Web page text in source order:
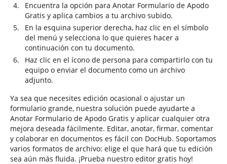
Encuentra la opción para Anotar Formulario de Apodo
Gratis y aplica cambios a tu archivo subido.
En la esquina superior derecha, haz clic en el símbolo
del menú y selecciona lo que quieres hacer a
continuación con tu documento.
Haz clic en el ícono de persona para compartirlo con tu
equipo o enviar el documento como un archivo
adjunto.
Ya sea que necesites edición ocasional o ajustar un
formulario grande, nuestra solución puede ayudarte a
Anotar Formulario de Apodo Gratis y aplicar cualquier otra
mejora deseada fácilmente. Editar, anotar, firmar, comentar
y colaborar en documentos es fácil con DocHub. Soportamos
varios formatos de archivo: elige el que hará que tu edición
sea aún más fluida. ¡Prueba nuestro editor gratis hoy!